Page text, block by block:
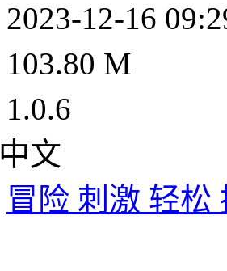
2023-12-16
103.80 M
1.0.6
中文
冒险 刺激 轻松